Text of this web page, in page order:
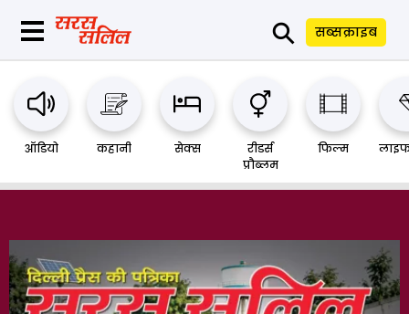
⚲ सब्सक्राइब
ऑडियो कहानी सेक्स
रीडर्स
प्रौब्लम
फिल्म